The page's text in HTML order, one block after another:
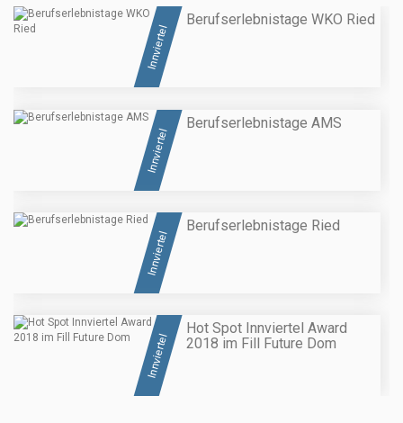
Innviertel
Berufserlebnistage WKO Ried
Innviertel
Berufserlebnistage AMS
Innviertel
Berufserlebnistage Ried
Innviertel
Hot Spot Innviertel Award
2018 im Fill Future Dom